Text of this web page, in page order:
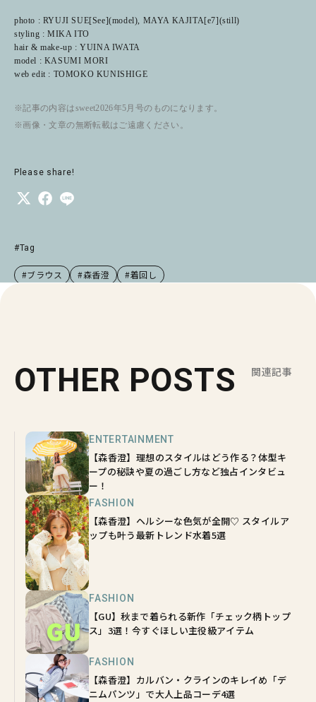
photo : RYUJI SUE[See](model), MAYA KAJITA[e7](still)
styling : MIKA ITO
hair & make-up : YUINA IWATA
model : KASUMI MORI
web edit : TOMOKO KUNISHIGE
※記事の内容はsweet2026年5月号のものになります。
※画像・文章の無断転載はご遠慮ください。
Please share!
#Tag
#ブラウス #森香澄 #着回し
OTHER POSTS 関連記事
ENTERTAINMENT
【森香澄】理想のスタイルはどう作る？体型キ
ープの秘訣や夏の過ごし方など独占インタビュ
ー！
FASHION
【森香澄】ヘルシーな色気が全開♡ スタイルア
ップも叶う最新トレンド水着5選
FASHION
【GU】秋まで着られる新作「チェック柄トップ
ス」3選！今すぐほしい主役級アイテム
FASHION
【森香澄】カルバン・クラインのキレイめ「デ
ニムパンツ」で大人上品コーデ4選